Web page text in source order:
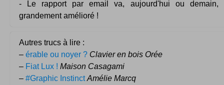
- Le rapport par email va, aujourd'hui ou demain,
grandement amélioré !
Autres trucs à lire :
– érable ou noyer ? Clavier en bois Orée
– Fiat Lux ! Maison Casagami
– #Graphic Instinct Amélie Marcq